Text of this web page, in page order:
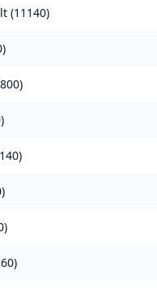
(11140)
)
)
)
)
)
)
)